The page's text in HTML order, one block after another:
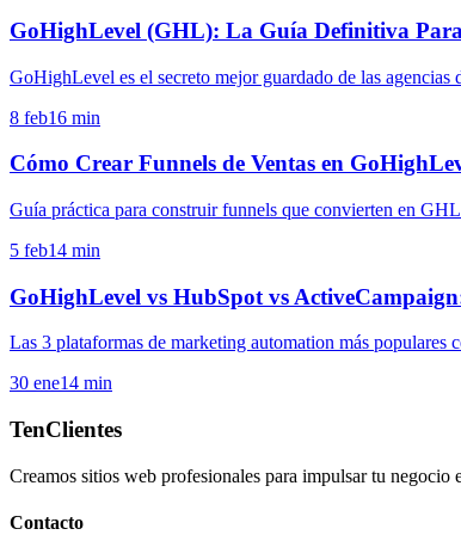
GoHighLevel (GHL): La Guía Definitiva
GoHighLevel es el secreto mejor guardado de las
8 feb16 min
Cómo Crear Funnels de Ventas en
Guía práctica para construir funnels que convierten en
5 feb14 min
GoHighLevel vs HubSpot vs
Las 3 plataformas de marketing automation más populares
30 ene14 min
TenClientes
Creamos sitios web profesionales para impulsar tu negocio
Contacto